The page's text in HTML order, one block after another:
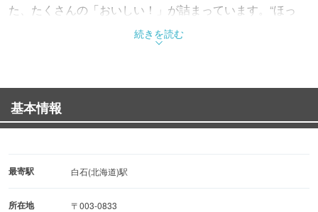
た、たくさんの「おいしい！」が詰まっています。“ほっ
と”できるお弁当で、“もっと”お客様を笑顔にする。これか
らも、そんなお弁当をお届けします。
続きを読む
基本情報
最寄駅 白石(北海道)駅
所在地
〒003-0833